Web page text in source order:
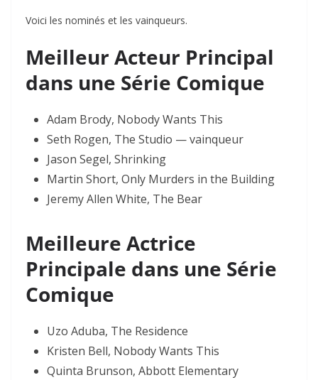
Voici les nominés et les vainqueurs.
Meilleur Acteur Principal
dans une Série Comique
Adam Brody, Nobody Wants This
Seth Rogen, The Studio — vainqueur
Jason Segel, Shrinking
Martin Short, Only Murders in the Building
Jeremy Allen White, The Bear
Meilleure Actrice
Principale dans une Série
Comique
Uzo Aduba, The Residence
Kristen Bell, Nobody Wants This
Quinta Brunson, Abbott Elementary